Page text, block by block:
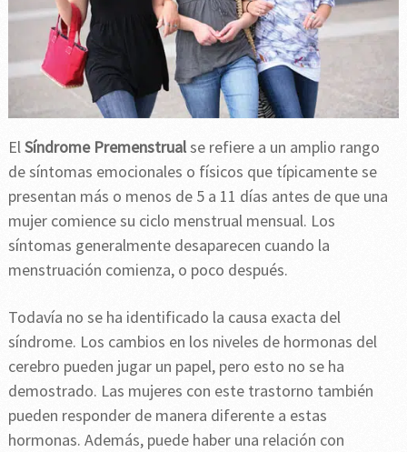
ElSíndrome Premenstrualse refiere a un amplio rango
de síntomas emocionales o físicos que típicamente se
presentan más o menos de 5 a 11 días antes de que una
mujer comience su ciclo menstrual mensual. Los
síntomas generalmente desaparecen cuando la
menstruación comienza, o poco después.
Todavía no se ha identificado la causa exacta del
síndrome. Los cambios en los niveles de hormonas del
cerebro pueden jugar un papel, pero esto no se ha
demostrado. Las mujeres con este trastorno también
pueden responder de manera diferente a estas
hormonas. Además, puede haber una relación con